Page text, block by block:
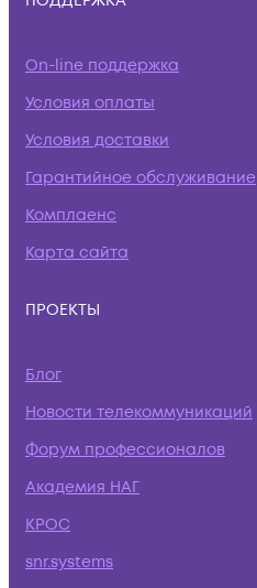
On-line поддержка
Условия оплаты
Условия доставки
Гарантийное обслуживание
Комплаенс
Карта сайта
ПРОЕКТЫ
Блог
Новости телекоммуникаций
Форум профессионалов
Академия НАГ
КРОС
snr.systems